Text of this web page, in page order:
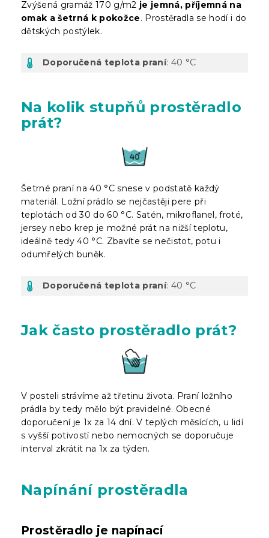
Zvýšená gramáž 170 g/m2 je jemná, příjemná na
omak a šetrná k pokožce. Prostěradla se hodí i do
dětských postýlek.
Doporučená teplota praní: 40 °C
Na kolik stupňů prostěradlo
prát?
Šetrné praní na 40 °C snese v podstatě každý
materiál. Ložní prádlo se nejčastěji pere při
teplotách od 30 do 60 °C. Satén, mikroflanel, froté,
jersey nebo krep je možné prát na nižší teplotu,
ideálně tedy 40 °C. Zbavíte se nečistot, potu i
odumřelých buněk.
Doporučená teplota praní: 40 °C
Jak často prostěradlo prát?
V posteli strávíme až třetinu života. Praní ložního
prádla by tedy mělo být pravidelné. Obecné
doporučení je 1x za 14 dní. V teplých měsících, u lidí
s vyšší potivostí nebo nemocných se doporučuje
interval zkrátit na 1x za týden.
Napínání prostěradla
Prostěradlo je napínací